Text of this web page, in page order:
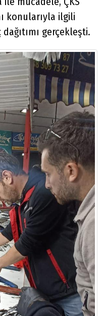
konularıyla ilgili
gerçekleşti.